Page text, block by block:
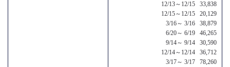
12/13～12/15 33,838
12/15～12/15 20,129
3/16～ 3/16 38,879
6/20～ 6/19 46,265
9/14～ 9/14 30,590
12/14～12/14 36,712
3/17～ 3/17 78,260